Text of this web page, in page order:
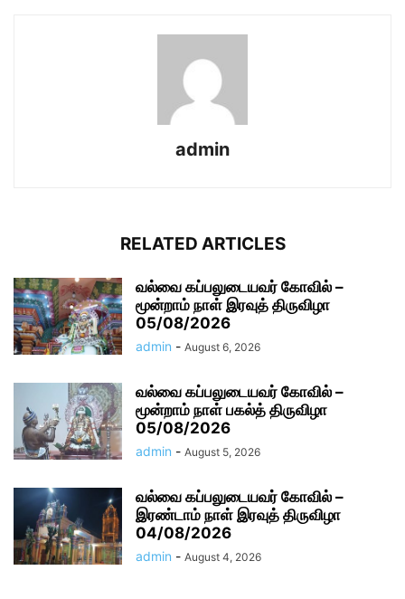
admin
RELATED ARTICLES
வல்வை கப்பலுடையவர் கோவில் –
மூன்றாம் நாள் இரவுத் திருவிழா
05/08/2026
admin - August 6, 2026
வல்வை கப்பலுடையவர் கோவில் –
மூன்றாம் நாள் பகல்த் திருவிழா
05/08/2026
admin - August 5, 2026
வல்வை கப்பலுடையவர் கோவில் –
இரண்டாம் நாள் இரவுத் திருவிழா
04/08/2026
admin - August 4, 2026